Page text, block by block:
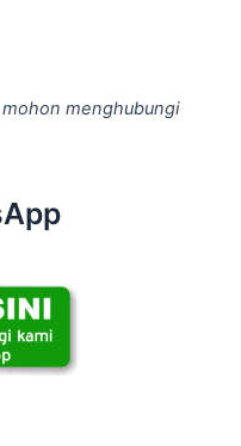
menghubungi